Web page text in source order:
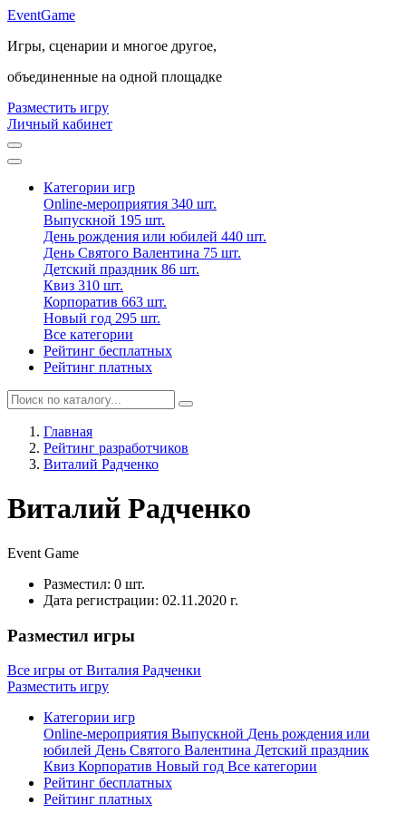
EventGame
Игры, сценарии и многое другое,
объединенные на одной площадке
Разместить игру
Личный кабинет
Категории игр
Online-мероприятия 340 шт.
Выпускной 195 шт.
День рождения или юбилей 440 шт.
День Святого Валентина 75 шт.
Детский праздник 86 шт.
Квиз 310 шт.
Корпоратив 663 шт.
Новый год 295 шт.
Все категории
Рейтинг бесплатных
Рейтинг платных
Главная
Рейтинг разработчиков
Виталий Радченко
Виталий Радченко
Event Game
Разместил: 0 шт.
Дата регистрации: 02.11.2020 г.
Разместил игры
Все игры от Виталия Радченки
Разместить игру
Категории игр
Online-мероприятия Выпускной День рождения или
юбилей День Святого Валентина Детский праздник
Квиз Корпоратив Новый год Все категории
Рейтинг бесплатных
Рейтинг платных